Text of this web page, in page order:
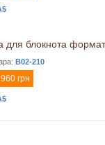
для блокнота
B02-210
960 грн